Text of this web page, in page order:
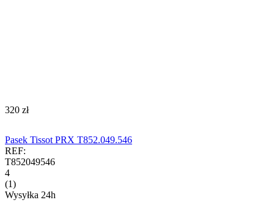
‍320‍ zł
Pasek Tissot PRX T852.049.546
REF:
T852049546
4
(1)
Wysyłka 24h